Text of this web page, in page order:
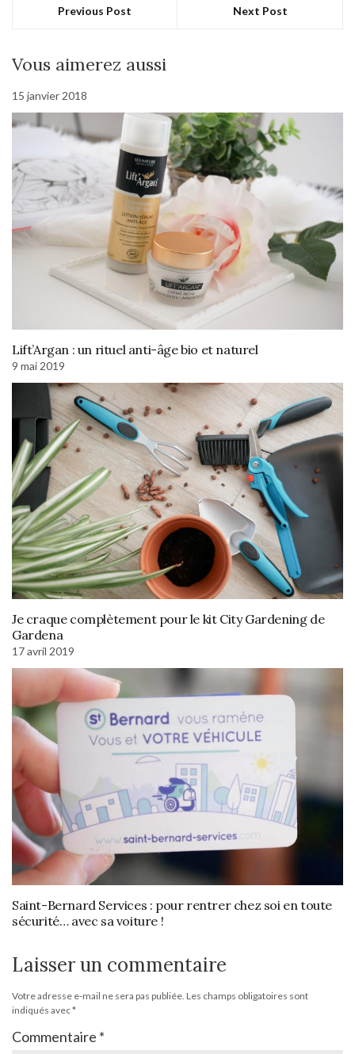
Previous Post Next Post
Vous aimerez aussi
15 janvier 2018
Lift’Argan : un rituel anti-âge bio et naturel
9 mai 2019
Je craque complètement pour le kit City Gardening de
Gardena
17 avril 2019
Saint-Bernard Services : pour rentrer chez soi en toute
sécurité… avec sa voiture !
Laisser un commentaire
Votre adresse e-mail ne sera pas publiée. Les champs obligatoires sont
indiqués avec*
Commentaire *